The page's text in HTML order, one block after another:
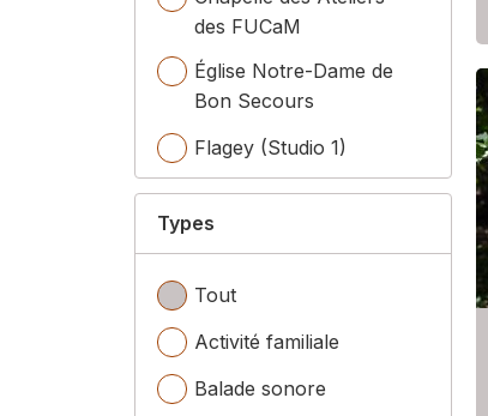
des FUCaM
Église Notre-Dame de
Bon Secours
Flagey (Studio 1)
Flagey (Studio 2)
Types
Tout
Activité familiale
Balade sonore